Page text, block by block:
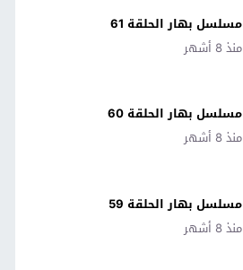
مسلسل بهار الحلقة 61
منذ 8 أشهر
مسلسل بهار الحلقة 60
منذ 8 أشهر
مسلسل بهار الحلقة 59
منذ 8 أشهر